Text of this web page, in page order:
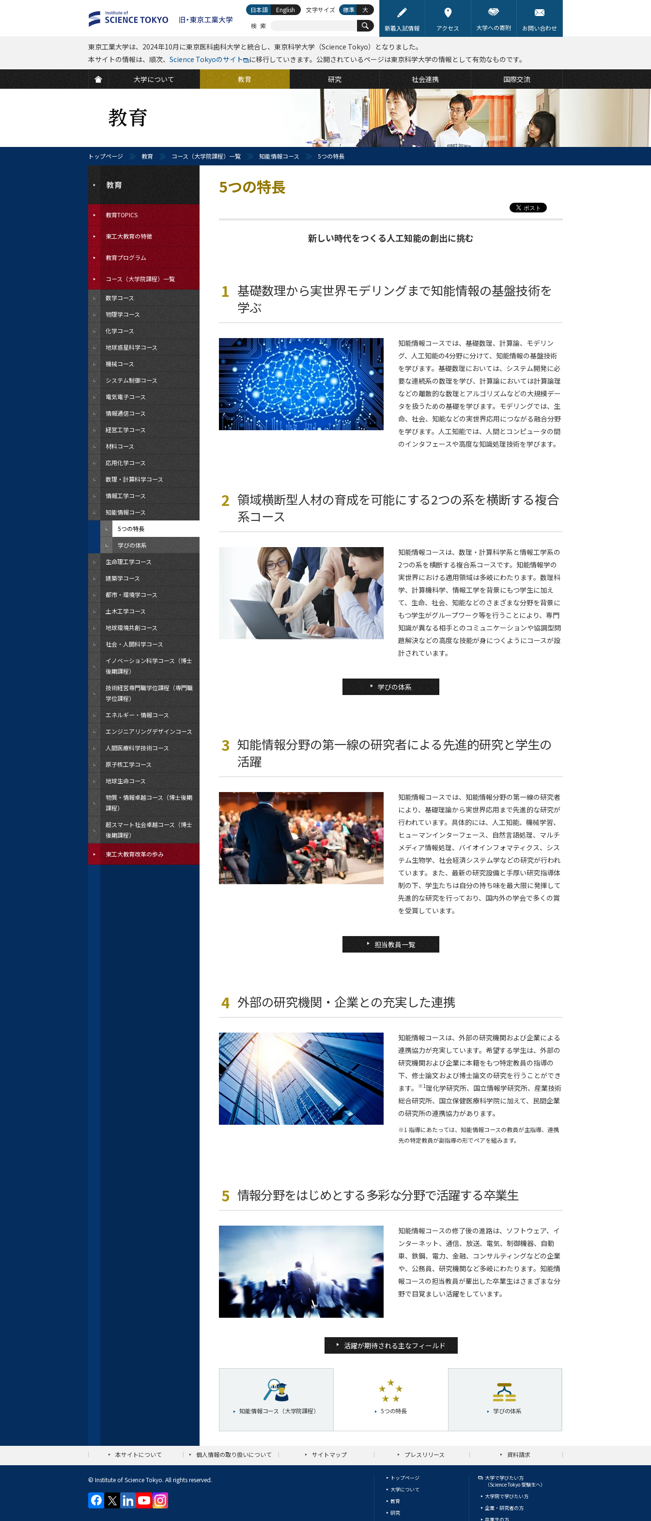
新着入試情報 アクセス 大学への寄附 お問い合わせ
大学について 教育 研究 社会連携 国際交流
東京工業大学は、2024年10月に東京医科歯科大学と統合し、東京科学大学（Science Tokyo）となりました。
本サイトの情報は、順次、 Science Tokyoのサイト に移行していきます。公開されているページは東京科学大学の情報として有効なものです。
検索
日本語 English 文字サイズ 標準 大
トップページ 教育 コース（大学院課程）一覧 知能情報コース 5つの特長
5つの特長
新しい時代をつくる人工知能の創出に挑む
1 基礎数理から実世界モデリングまで知能情報の基盤技術を
学ぶ
知能情報コースでは、基礎数理、計算論、モデリン
グ、人工知能の4分野に分けて、知能情報の基盤技術
を学びます。基礎数理においては、システム開発に必
要な連続系の数理を学び、計算論においては計算論理
などの離散的な数理とアルゴリズムなどの大規模デー
タを扱うための基礎を学びます。モデリングでは、生
命、社会、知能などの実世界応用につながる融合分野
を学びます。人工知能では、人間とコンピュータの間
のインタフェースや高度な知識処理技術を学びます。
2 領域横断型人材の育成を可能にする2つの系を横断する複合
系コース
知能情報コースは、数理・計算科学系と情報工学系の
2つの系を横断する複合系コースです。知能情報学の
実世界における適用領域は多岐にわたります。数理科
学、計算機科学、情報工学を背景にもつ学生に加え
て、生命、社会、知能などのさまざまな分野を背景に
もつ学生がグループワーク等を行うことにより、専門
知識が異なる相手とのコミュニケーションや協調型問
題解決などの高度な技能が身につくようにコースが設
計されています。
学びの体系
3 知能情報分野の第一線の研究者による先進的研究と学生の
活躍
知能情報コースでは、知能情報分野の第一線の研究者
により、基礎理論から実世界応用まで先進的な研究が
行われています。具体的には、人工知能、機械学習、
ヒューマンインターフェース、自然言語処理、マルチ
メディア情報処理、バイオインフォマティクス、シス
テム生物学、社会経済システム学などの研究が行われ
ています。また、最新の研究設備と手厚い研究指導体
制の下、学生たちは自分の持ち味を最大限に発揮して
先進的な研究を行っており、国内外の学会で多くの賞
を受賞しています。
担当教員一覧
4 外部の研究機関・企業との充実した連携
知能情報コースは、外部の研究機関および企業による
連携協力が充実しています。希望する学生は、外部の
研究機関および企業に本籍をもつ特定教員の指導の
下、修士論文および博士論文の研究を行うことができ
ます。
※1理化学研究所、国立情報学研究所、産業技術
総合研究所、国立保健医療科学院に加えて、民間企業
の研究所の連携協力があります。
※1 指導にあたっては、知能情報コースの教員が主指導、連携
先の特定教員が副指導の形でペアを組みます。
5 情報分野をはじめとする多彩な分野で活躍する卒業生
知能情報コースの修了後の進路は、ソフトウェア、イ
ンターネット、通信、放送、電気、制御機器、自動
車、鉄鋼、電力、金融、コンサルティングなどの企業
や、公務員、研究機関など多岐にわたります。知能情
報コースの担当教員が輩出した卒業生はさまざまな分
野で目覚ましい活躍をしています。
活躍が期待される主なフィールド
知能情報コース（大学院課程） 5つの特長 学びの体系
教育TOPICS
東工大教育の特徴
教育プログラム
コース（大学院課程）一覧
数学コース
物理学コース
化学コース
地球惑星科学コース
機械コース
システム制御コース
電気電子コース
情報通信コース
経営工学コース
材料コース
応用化学コース
数理・計算科学コース
情報工学コース
知能情報コース
5つの特長
学びの体系
生命理工学コース
建築学コース
都市・環境学コース
土木工学コース
地球環境共創コース
社会・人間科学コース
イノベーション科学コース（博士
後期課程）
技術経営専門職学位課程（専門職
学位課程）
エネルギー・情報コース
エンジニアリングデザインコース
人間医療科学技術コース
原子核工学コース
地球生命コース
物質・情報卓越コース（博士後期
課程）
超スマート社会卓越コース（博士
後期課程）
東工大教育改革の歩み
本サイトについて 個人情報の取り扱いについて サイトマップ プレスリリース 資料請求
© Institute of Science Tokyo. All rights reserved.
トップページ
大学について
教育
研究
大学で学びたい方
（Science Tokyo 受験生へ）
大学院で学びたい方
企業・研究者の方
卒業生の方